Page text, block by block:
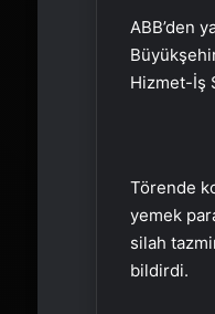
ABB’den
Hizmet-İş
Törende
yemek
silah
bildirdi.